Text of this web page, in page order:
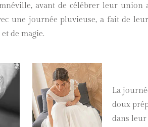
avant de célébrer leur union
une journée pluvieuse, a fait de
de magie.
La
doux
dans